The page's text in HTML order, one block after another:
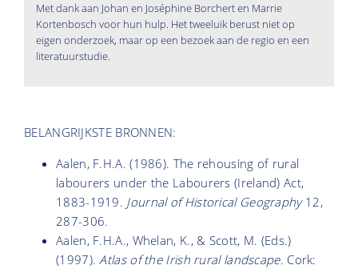
Met dank aan Johan en Joséphine Borchert en Marrie
Kortenbosch voor hun hulp. Het tweeluik berust niet op
eigen onderzoek, maar op een bezoek aan de regio en een
literatuurstudie.
BELANGRIJKSTE BRONNEN:
Aalen, F.H.A. (1986). The rehousing of rural
labourers under the Labourers (Ireland) Act,
1883-1919. Journal of Historical Geography12,
287-306.
Aalen, F.H.A., Whelan, K., & Scott, M. (Eds.)
(1997).Atlas of the Irish rural landscape. Cork: